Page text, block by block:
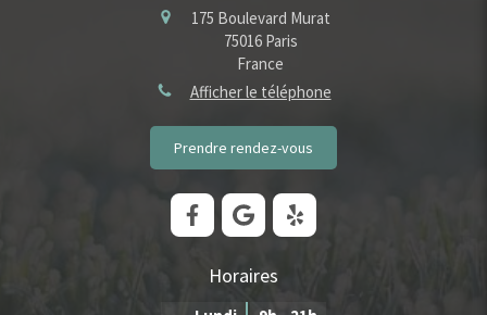
175 Boulevard Murat
75016 Paris
France
Afficher le téléphone
Prendre rendez-vous
Horaires